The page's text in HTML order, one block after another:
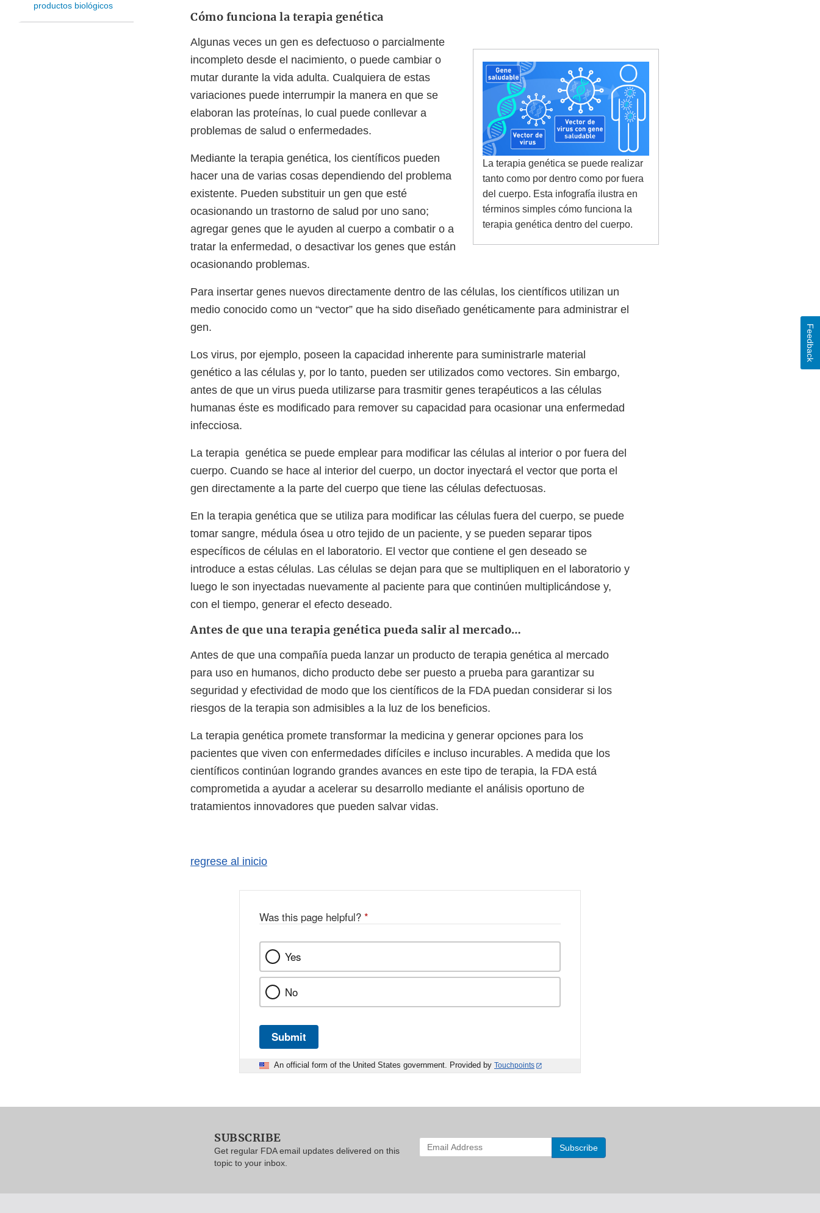
productos biológicos
Cómo funciona la terapia genética
La terapia genética se puede realizar
tanto como por dentro como por fuera
del cuerpo. Esta infografía ilustra en
términos simples cómo funciona la
terapia genética dentro del cuerpo.
Algunas veces un gen es defectuoso o parcialmente
incompleto desde el nacimiento, o puede cambiar o
mutar durante la vida adulta. Cualquiera de estas
variaciones puede interrumpir la manera en que se
elaboran las proteínas, lo cual puede conllevar a
problemas de salud o enfermedades.
Mediante la terapia genética, los científicos pueden
hacer una de varias cosas dependiendo del problema
existente. Pueden substituir un gen que esté
ocasionando un trastorno de salud por uno sano;
agregar genes que le ayuden al cuerpo a combatir o a
tratar la enfermedad, o desactivar los genes que están
ocasionando problemas.
Para insertar genes nuevos directamente dentro de las células, los científicos utilizan un
medio conocido como un “vector” que ha sido diseñado genéticamente para administrar el
gen.
Los virus, por ejemplo, poseen la capacidad inherente para suministrarle material
genético a las células y, por lo tanto, pueden ser utilizados como vectores. Sin embargo,
antes de que un virus pueda utilizarse para trasmitir genes terapéuticos a las células
humanas éste es modificado para remover su capacidad para ocasionar una enfermedad
infecciosa.
La terapia genética se puede emplear para modificar las células al interior o por fuera del
cuerpo. Cuando se hace al interior del cuerpo, un doctor inyectará el vector que porta el
gen directamente a la parte del cuerpo que tiene las células defectuosas.
En la terapia genética que se utiliza para modificar las células fuera del cuerpo, se puede
tomar sangre, médula ósea u otro tejido de un paciente, y se pueden separar tipos
específicos de células en el laboratorio. El vector que contiene el gen deseado se
introduce a estas células. Las células se dejan para que se multipliquen en el laboratorio y
luego le son inyectadas nuevamente al paciente para que continúen multiplicándose y,
con el tiempo, generar el efecto deseado.
Antes de que una terapia genética pueda salir al mercado…
Antes de que una compañía pueda lanzar un producto de terapia genética al mercado
para uso en humanos, dicho producto debe ser puesto a prueba para garantizar su
seguridad y efectividad de modo que los científicos de la FDA puedan considerar si los
riesgos de la terapia son admisibles a la luz de los beneficios.
La terapia genética promete transformar la medicina y generar opciones para los
pacientes que viven con enfermedades difíciles e incluso incurables. A medida que los
científicos continúan logrando grandes avances en este tipo de terapia, la FDA está
comprometida a ayudar a acelerar su desarrollo mediante el análisis oportuno de
tratamientos innovadores que pueden salvar vidas.
regrese al inicio
Was this page helpful? *
Yes
No
Submit
An official form of the United States government. Provided by Touchpoints
Feedback
SUBSCRIBE
Get regular FDA email updates delivered on this
topic to your inbox.
Enter
your
to